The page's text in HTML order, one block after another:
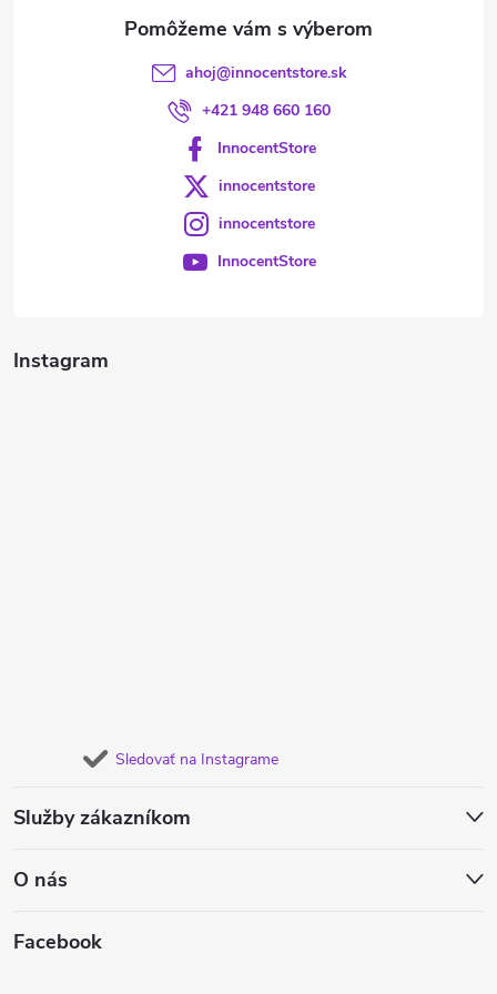
Instagram
Sledovať na Instagrame
Služby zákazníkom
O nás
Facebook
ahoj@innocentstore.sk
+421 948 660 160
InnocentStore
innocentstore
innocentstore
InnocentStore